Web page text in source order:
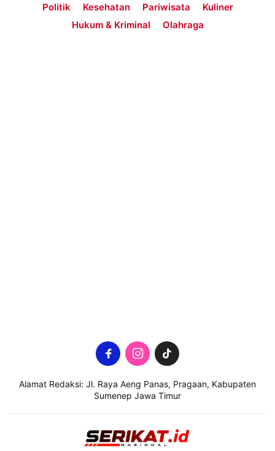
Politik
Kesehatan Pariwisata
Kuliner
Hukum & Kriminal
Olahraga
Alamat Redaksi: Jl. Raya Aeng Panas, Pragaan, Kabupaten
Sumenep Jawa Timur